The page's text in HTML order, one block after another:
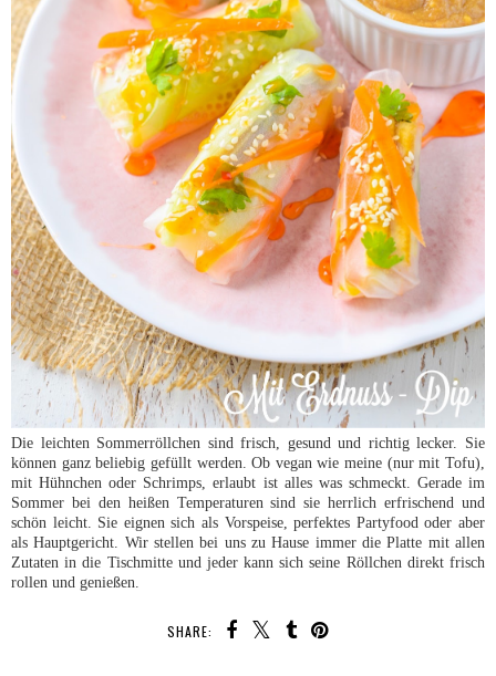
Die leichten Sommerröllchen sind frisch, gesund und richtig lecker. Sie
können ganz beliebig gefüllt werden. Ob vegan wie meine (nur mit Tofu),
mit Hühnchen oder Schrimps, erlaubt ist alles was schmeckt. Gerade im
Sommer bei den heißen Temperaturen sind sie herrlich erfrischend und
schön leicht. Sie eignen sich als Vorspeise, perfektes Partyfood oder aber
als Hauptgericht. Wir stellen bei uns zu Hause immer die Platte mit allen
Zutaten in die Tischmitte und jeder kann sich seine Röllchen direkt frisch
rollen und genießen.
SHARE: